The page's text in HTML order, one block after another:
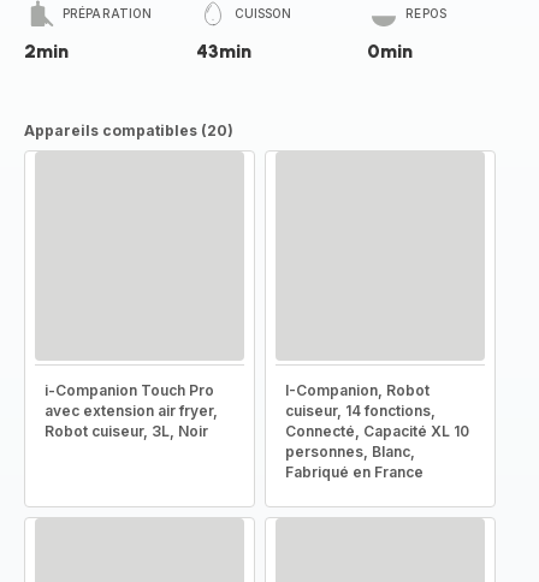
PRÉPARATION
2min
CUISSON
43min
REPOS
0min
Appareils compatibles (20)
i-Companion Touch Pro
avec extension air fryer,
Robot cuiseur, 3L, Noir
I-Companion, Robot
cuiseur, 14 fonctions,
Connecté, Capacité XL 10
personnes, Blanc,
Fabriqué en France